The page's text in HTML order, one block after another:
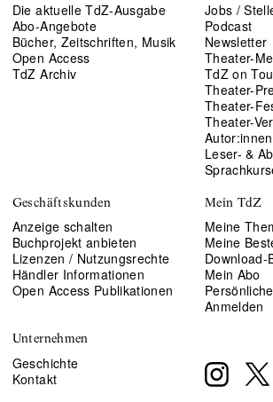
Die aktuelle TdZ-Ausgabe
Abo-Angebote
Bücher, Zeitschriften, Musik
Open Access
TdZ Archiv
Jobs /
Podcast
Newsletter
Theater-
TdZ on
Theater-
Theater-
Theater-
Leser- &
Geschäftskunden
Anzeige schalten
Buchprojekt anbieten
Lizenzen / Nutzungsrechte
Händler Informationen
Open Access Publikationen
Mein TdZ
Meine
Meine
Download-
Mein Abo
Anmelden
Unternehmen
Geschichte
Kontakt